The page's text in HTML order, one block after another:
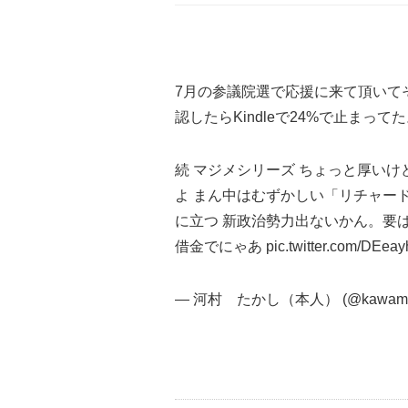
7月の参議院選で応援に来て頂い
認したらKindleで24%で止まって
続 マジメシリーズ ちょっと厚い
よ まん中はむずかしい「リチャー
に立つ 新政治勢力出ないかん。要
借金でにゃあ pic.twitter.com/
— 河村 たかし（本人）